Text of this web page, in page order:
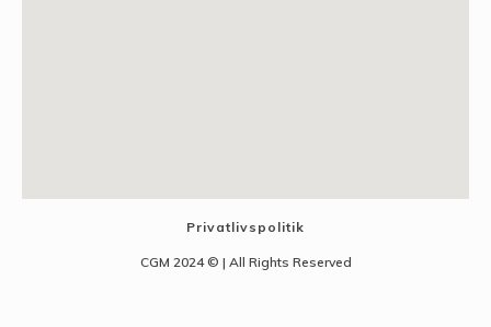
Privatlivspolitik
CGM 2024 ©​ | All Rights Reserved